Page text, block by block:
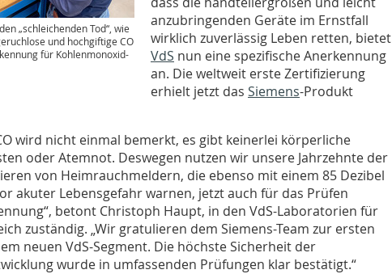
„schleichenden Tod“, wie
und hochgiftige CO
für Kohlenmonoxid-
anzubringenden Geräte im Ernstfall
wirklich zuverlässig Leben retten, bietet
VdS nun eine spezifische Anerkennung
an. Die weltweit erste Zertifizierung
erhielt jetzt das Siemens-Produkt
wird nicht einmal bemerkt, es gibt keinerlei körperliche
oder Atemnot. Deswegen nutzen wir unsere Jahrzehnte der
von Heimrauchmeldern, die ebenso mit einem 85 Dezibel
akuter Lebensgefahr warnen, jetzt auch für das Prüfen
betont Christoph Haupt, in den VdS-Laboratorien für
zuständig. „Wir gratulieren dem Siemens-Team zur ersten
neuen VdS-Segment. Die höchste Sicherheit der
wurde in umfassenden Prüfungen klar bestätigt.“